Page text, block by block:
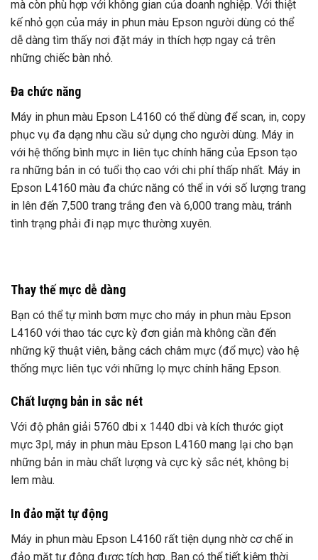
mà còn phù hợp với không gian của doanh nghiệp. Với thiệt
kế nhỏ gọn của máy in phun màu Epson người dùng có thể
dễ dàng tìm thấy nơi đặt máy in thích hợp ngay cả trên
những chiếc bàn nhỏ.
Đa chức năng
Máy in phun màu Epson L4160 có thể dùng để scan, in, copy
phục vụ đa dạng nhu cầu sử dụng cho người dùng. Máy in
với hệ thống bình mực in liên tục chính hãng của Epson tạo
ra những bản in có tuổi thọ cao với chi phí thấp nhất. Máy in
Epson L4160 màu đa chức năng có thể in với số lượng trang
in lên đến 7,500 trang trắng đen và 6,000 trang màu, tránh
tình trạng phải đi nạp mực thường xuyên.
Thay thế mực dễ dàng
Bạn có thể tự mình bơm mực cho máy in phun màu Epson
L4160 với thao tác cực kỳ đơn giản mà không cần đến
những kỹ thuật viên, bằng cách châm mực (đổ mực) vào hệ
thống mực liên tục với những lọ mực chính hãng Epson.
Chất lượng bản in sắc nét
Với độ phân giải 5760 dbi x 1440 dbi và kích thước giọt
mực 3pl, máy in phun màu Epson L4160 mang lại cho bạn
những bản in màu chất lượng và cực kỳ sắc nét, không bị
lem màu.
In đảo mặt tự động
Máy in phun màu Epson L4160 rất tiện dụng nhờ cơ chế in
đảo mặt tự động được tích hợp. Bạn có thể tiết kiệm thời